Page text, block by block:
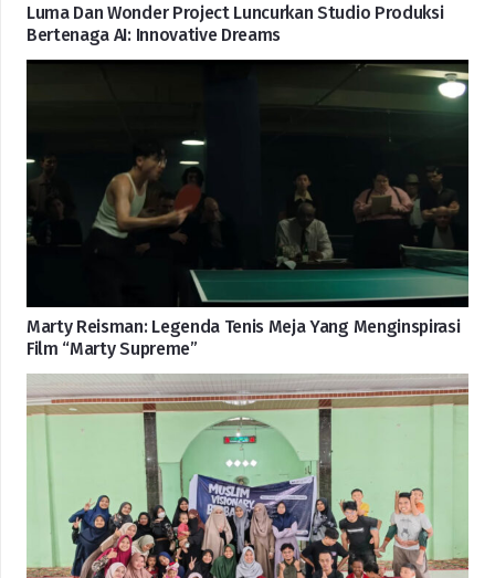
Luma Dan Wonder Project Luncurkan Studio Produksi
Bertenaga AI: Innovative Dreams
Marty Reisman: Legenda Tenis Meja Yang Menginspirasi
Film “Marty Supreme”